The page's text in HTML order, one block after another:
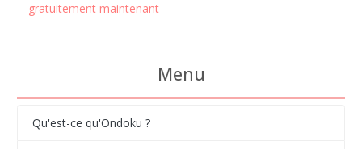
gratuitement maintenant
Menu
Qu'est-ce qu'Ondoku ?